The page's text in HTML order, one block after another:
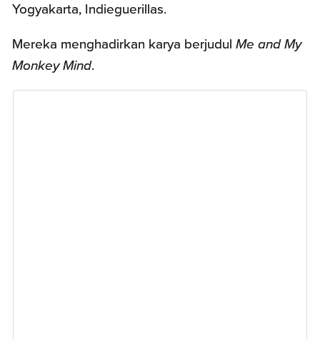
Yogyakarta, Indieguerillas.
Mereka menghadirkan karya berjudulMe and My
Monkey Mind.